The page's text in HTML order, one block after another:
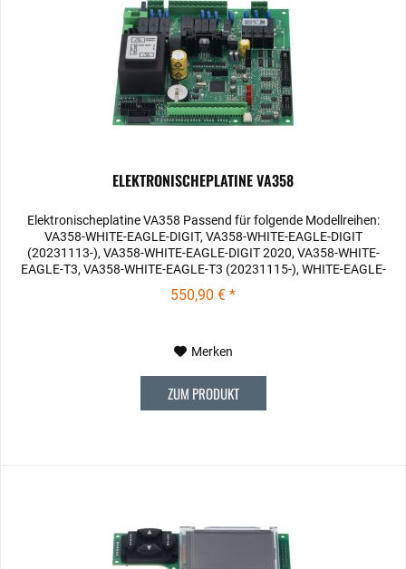
ELEKTRONISCHEPLATINE VA358
Elektronischeplatine VA358 Passend für folgende Modellreihen:
VA358-WHITE-EAGLE-DIGIT, VA358-WHITE-EAGLE-DIGIT
(20231113-), VA358-WHITE-EAGLE-DIGIT 2020, VA358-WHITE-
EAGLE-T3, VA358-WHITE-EAGLE-T3 (20231115-), WHITE-EAGLE-
550,90 € *
Merken
ZUM PRODUKT